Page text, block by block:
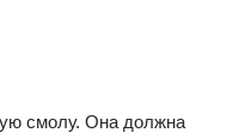
смолу. Она должна